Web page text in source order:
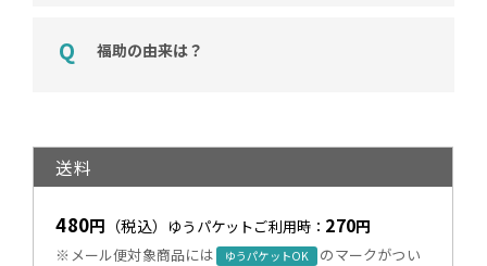
福助の由来は？
送料
480円 （税込） ゆうパケットご利用時： 270円
※メール便対象商品には ゆうパケットOK
のマークがつい